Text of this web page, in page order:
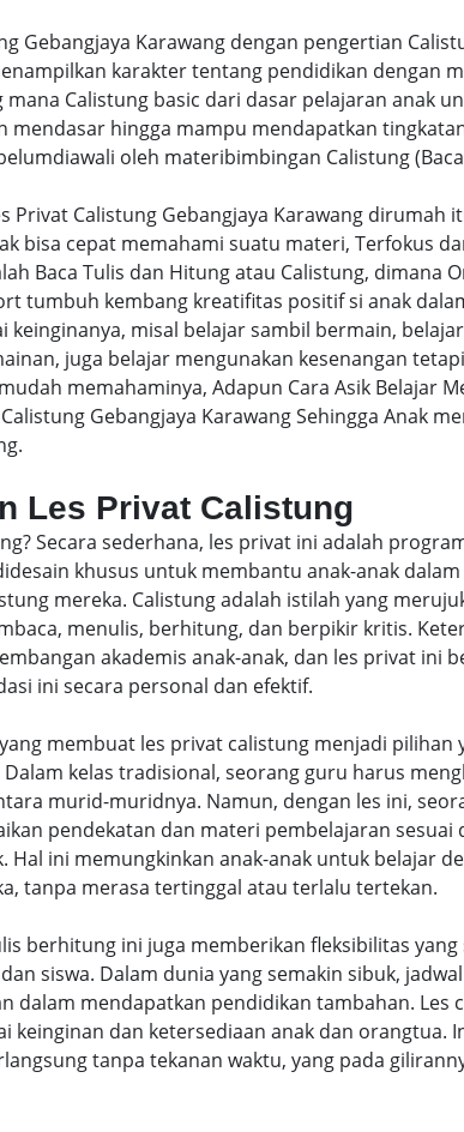
Gebangjaya Karawang dengan pengertian
karakter tentang pendidikan dengan
mana Calistung basic dari dasar pelajaran anak
mendasar hingga mampu mendapatkan
oleh materibimbingan Calistung
Privat Calistung Gebangjaya Karawang dirumah
bisa cepat memahami suatu materi, Terfokus
Baca Tulis dan Hitung atau Calistung, dimana
tumbuh kembang kreatifitas positif si anak
keinginanya, misal belajar sambil bermain,
juga belajar mengunakan kesenangan
memahaminya, Adapun Cara Asik Belajar
Gebangjaya Karawang Sehingga Anak
Les Privat Calistung
Secara sederhana, les privat ini adalah
khusus untuk membantu anak-anak
mereka. Calistung adalah istilah yang
menulis, berhitung, dan berpikir kritis.
akademis anak-anak, dan les privat ini
ini secara personal dan efektif.
membuat les privat calistung menjadi pilihan
kelas tradisional, seorang guru harus
murid-muridnya. Namun, dengan les ini,
pendekatan dan materi pembelajaran sesuai
Hal ini memungkinkan anak-anak untuk belajar
tanpa merasa tertinggal atau terlalu tertekan.
berhitung ini juga memberikan fleksibilitas
siswa. Dalam dunia yang semakin sibuk,
dalam mendapatkan pendidikan tambahan. Les
keinginan dan ketersediaan anak dan orangtua.
tanpa tekanan waktu, yang pada